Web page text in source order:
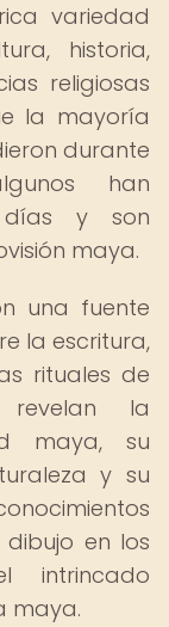
variedad
historia,
religiosas
la mayoría
durante
han
días y son
maya.
una fuente
la escritura,
rituales de
la
maya, su
y su
en los
intrincado
maya.